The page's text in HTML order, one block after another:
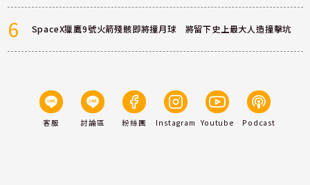
6 SpaceX獵鷹9號火箭殘骸即將撞月球 將留下史上最大人造撞擊坑
客服 討論區 粉絲團 Instagram Youtube Podcast